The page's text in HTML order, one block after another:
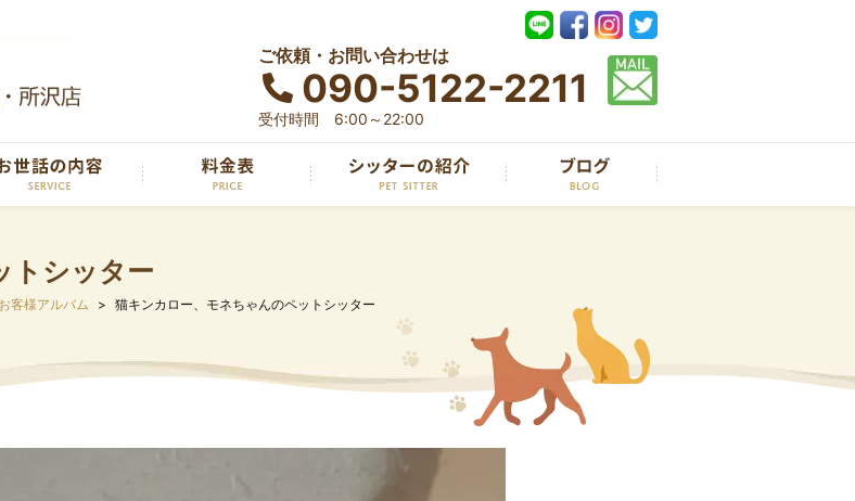
ご依頼・お問い合わせは
090-5122-2211
受付時間 6:00～22:00
トシッター
お客様アルバム 猫キンカロー、モネちゃんのペットシッター